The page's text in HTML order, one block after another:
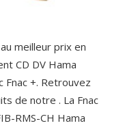
meilleur prix en
CD DV Hama
Fnac +. Retrouvez
de notre . La Fnac
RMS-CH Hama